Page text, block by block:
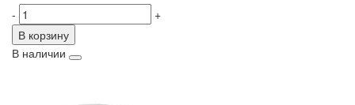
-
+
В корзину
В наличии